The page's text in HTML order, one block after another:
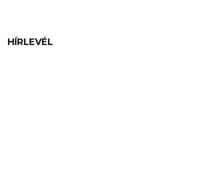
HÍRLEVÉL